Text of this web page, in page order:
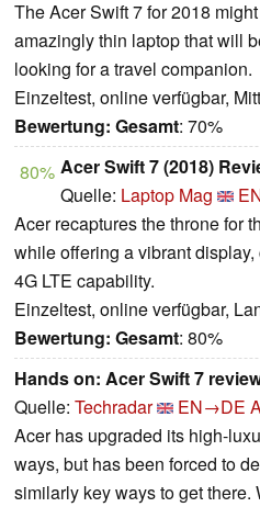
The Acer Swift 7 for 2018
amazingly thin laptop that will
looking for a travel companion.
Einzeltest, online verfügbar,
Bewertung: Gesamt: 70%
80% Acer Swift 7 (2018)
Quelle: Laptop Mag
Acer recaptures the throne for
while offering a vibrant
4G LTE capability.
Einzeltest, online verfügbar,
Bewertung: Gesamt: 80%
Hands on: Acer Swift 7
Quelle: Techradar EN→DE
Acer has upgraded its high-
ways, but has been forced to
similarly key ways to get